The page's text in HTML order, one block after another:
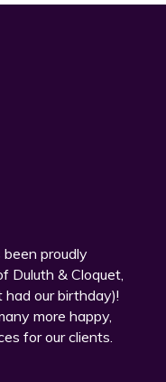
been proudly
Duluth & Cloquet,
our birthday)!
more happy,
for our clients.